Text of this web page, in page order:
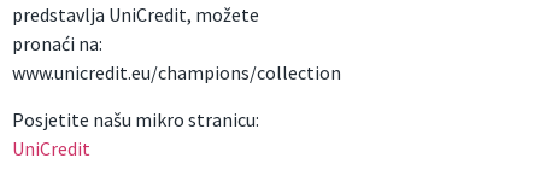
predstavlja UniCredit, možete
pronaći na:
www.unicredit.eu/champions/collection
Posjetite našu mikro stranicu:
UniCredit